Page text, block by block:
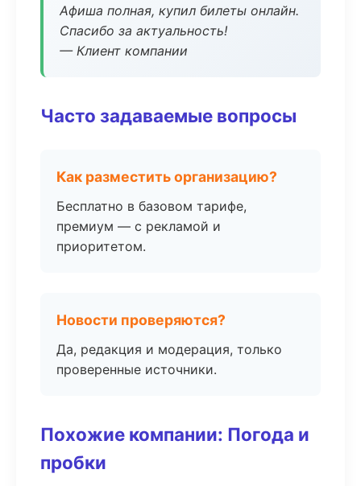
Афиша полная, купил билеты онлайн.
Спасибо за актуальность!
— Клиент компании
Часто задаваемые вопросы
Как разместить организацию?
Бесплатно в базовом тарифе,
премиум — с рекламой и
приоритетом.
Новости проверяются?
Да, редакция и модерация, только
проверенные источники.
Похожие компании: Погода и
пробки